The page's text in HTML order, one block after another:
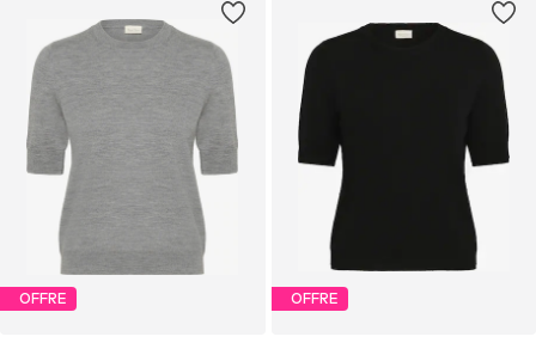
OFFRE OFFRE